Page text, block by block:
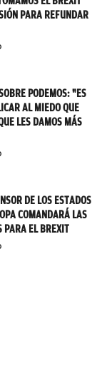
PARA REFUNDAR
PODEMOS: "ES
AL MIEDO QUE
LES DAMOS MÁS
DE LOS ESTADOS
COMANDARÁ LAS
PARA EL BREXIT